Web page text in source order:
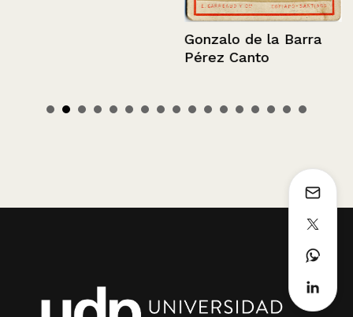
Gonzalo de la Barra
Pérez Canto